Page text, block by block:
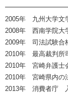
2005年 九州大学文
2008年 西南学院大
2009年 司法試験合
2010年 最高裁判所
2010年 宮崎弁護
2010年 宮崎県内
2013年 消費者庁